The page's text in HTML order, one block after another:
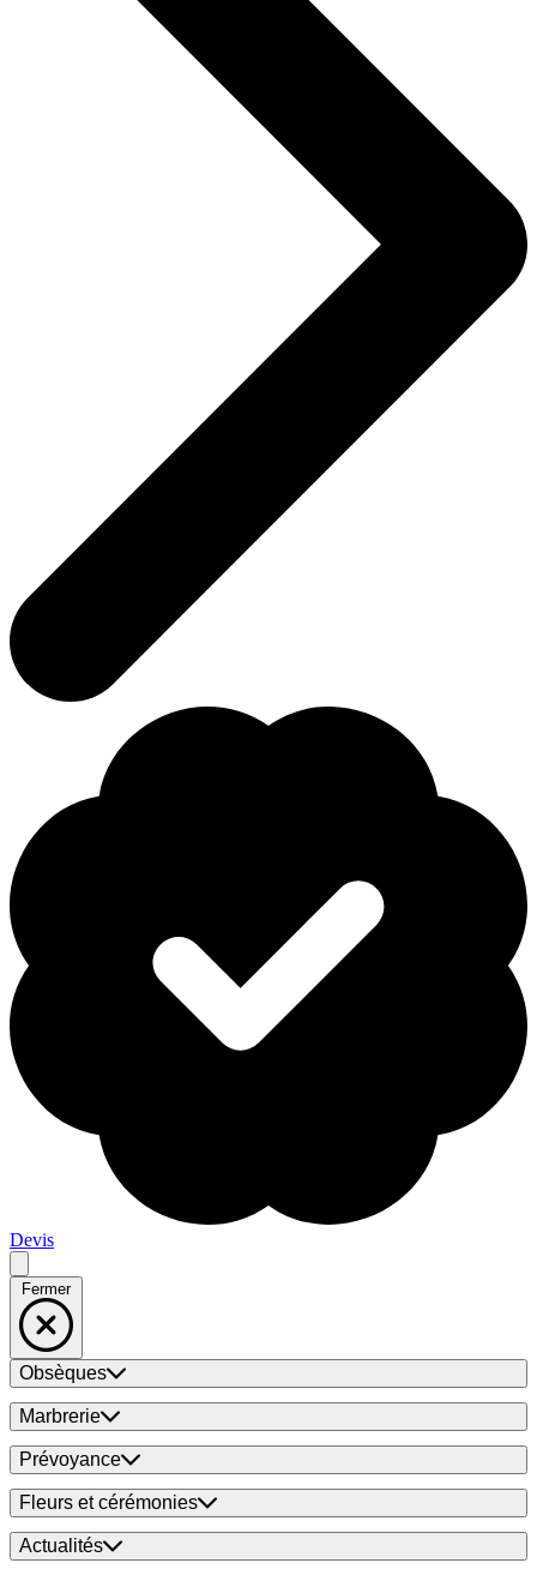
Devis
Fermer
Obsèques
Marbrerie
Prévoyance
Fleurs et cérémonies
Actualités